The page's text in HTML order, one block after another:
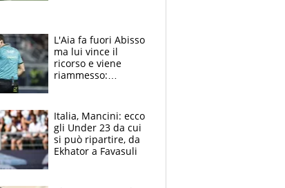
L'Aia fa fuori Abisso
ma lui vince il
ricorso e viene
riammesso:
Italia, Mancini: ecco
gli Under 23 da cui
si può ripartire, da
Ekhator a Favasuli